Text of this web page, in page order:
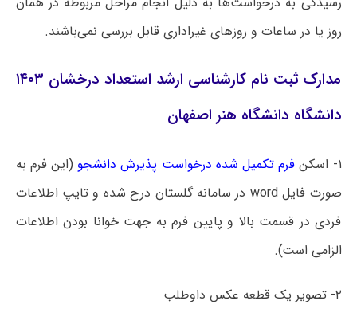
روز یا در ساعات و روزهای غیراداری قابل بررسی نمی‌باشند.
مدارک ثبت نام کارشناسی ارشد استعداد درخشان ۱۴۰۳
دانشگاه دانشگاه هنر اصفهان
۱- اسکن فرم تکمیل شده درخواست پذیرش دانشجو (این فرم به
صورت فایل word در سامانه گلستان درج شده و تایپ اطلاعات
فردی در قسمت بالا و پایین فرم به جهت خوانا بودن اطلاعات
الزامی است).
۲- تصویر یک قطعه عکس داوطلب